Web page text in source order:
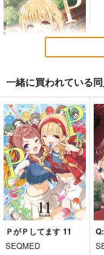
≪C108作品セット
≫B2タペストリー
【サークル：アニマル
オリジナル
サンプル
カート
ＰがＰしてます 10
SEQMED
638円（税込）
学園アイドルマスター
サンプル
カート
一緒に買われている
ＰがＰしてます 11
SEQMED